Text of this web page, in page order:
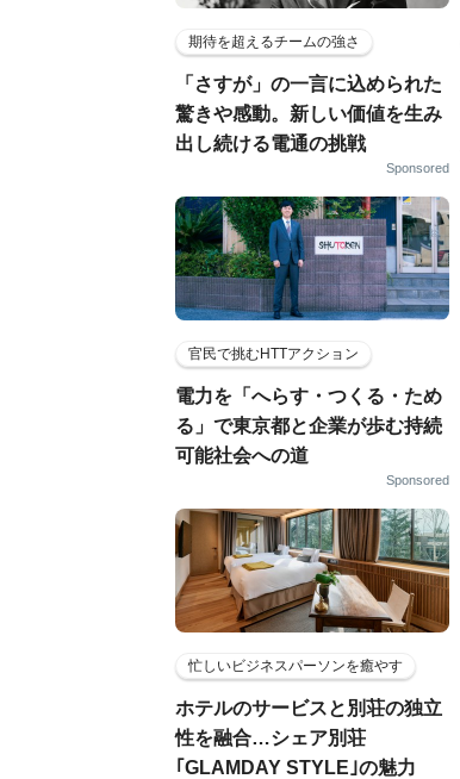
期待を超えるチームの強さ
「さすが」の一言に込められた
驚きや感動。新しい価値を生み
出し続ける電通の挑戦
Sponsored
官民で挑むHTTアクション
電力を「へらす・つくる・ため
る」で東京都と企業が歩む持続
可能社会への道
Sponsored
忙しいビジネスパーソンを癒やす
ホテルのサービスと別荘の独立
性を融合…シェア別荘
｢GLAMDAY STYLE｣の魅力